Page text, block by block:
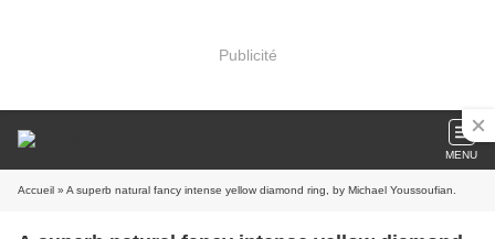
Publicité
MENU
Accueil » A superb natural fancy intense yellow diamond ring, by Michael Youssoufian.